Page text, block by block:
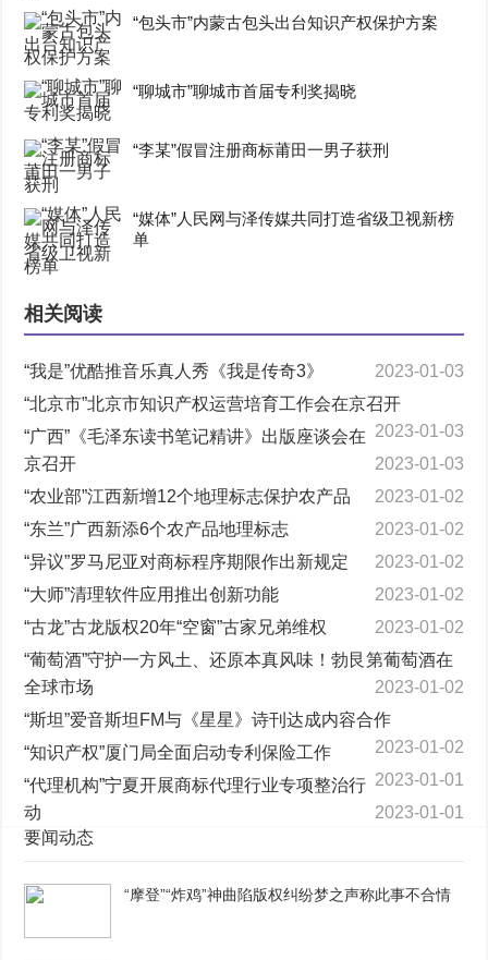
“包头市”内蒙古包头出台知识产权保护方案
“聊城市”聊城市首届专利奖揭晓
“李某”假冒注册商标莆田一男子获刑
“媒体”人民网与泽传媒共同打造省级卫视新榜
单
相关阅读
“我是”优酷推音乐真人秀《我是传奇3》
2023-01-03
“北京市”北京市知识产权运营培育工作会在京召开
2023-01-03
“广西”《毛泽东读书笔记精讲》出版座谈会在
京召开
2023-01-03
“农业部”江西新增12个地理标志保护农产品
2023-01-02
“东兰”广西新添6个农产品地理标志
2023-01-02
“异议”罗马尼亚对商标程序期限作出新规定
2023-01-02
“大师”清理软件应用推出创新功能
2023-01-02
“古龙”古龙版权20年“空窗”古家兄弟维权
2023-01-02
“葡萄酒”守护一方风土、还原本真风味！勃艮第葡萄酒在
全球市场
2023-01-02
“斯坦”爱音斯坦FM与《星星》诗刊达成内容合作
2023-01-02
“知识产权”厦门局全面启动专利保险工作
2023-01-01
“代理机构”宁夏开展商标代理行业专项整治行
动
2023-01-01
要闻动态
“摩登”“炸鸡”神曲陷版权纠纷梦之声称此事不合情